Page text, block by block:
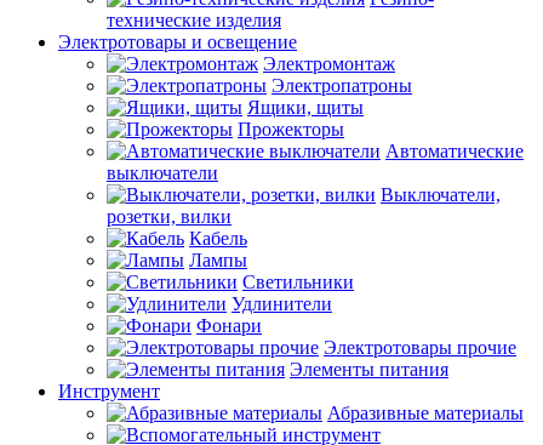
технические изделия
Электротовары и освещение
Электромонтаж
Электропатроны
Ящики, щиты
Прожекторы
Автоматические
выключатели
Выключатели,
розетки, вилки
Кабель
Лампы
Светильники
Удлинители
Фонари
Электротовары прочие
Элементы питания
Инструмент
Абразивные материалы